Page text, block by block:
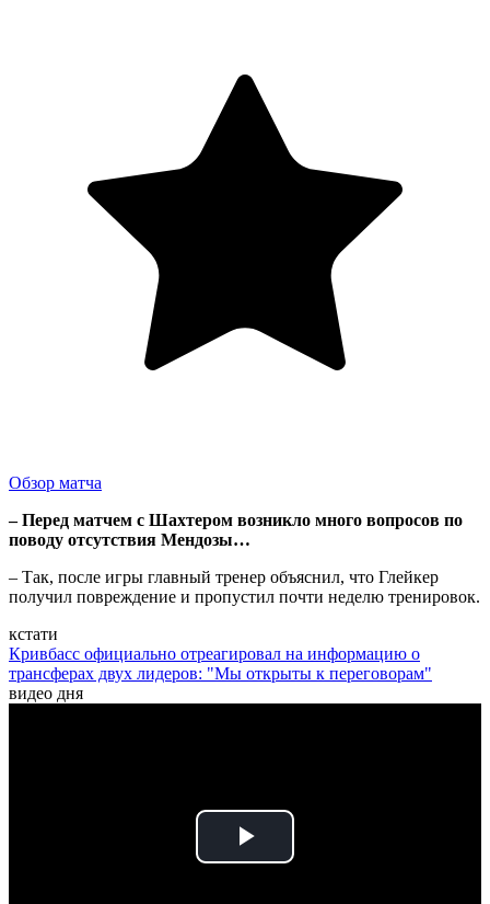
Обзор матча
– Перед матчем с Шахтером возникло много вопросов по
поводу отсутствия Мендозы…
– Так, после игры главный тренер объяснил, что Глейкер
получил повреждение и пропустил почти неделю тренировок.
кстати
Кривбасс официально отреагировал на информацию о
трансферах двух лидеров: "Мы открыты к переговорам"
видео дня
Play